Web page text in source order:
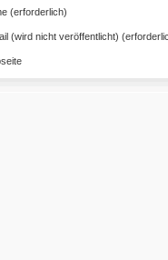
(erforderlich)
(wird nicht veröffentlicht)